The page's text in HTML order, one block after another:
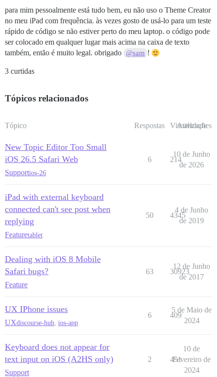
para mim pessoalmente está tudo bem, eu não uso o Theme Creator
no meu iPad com frequência. às vezes gosto de usá-lo para um teste
rápido de código se não estiver perto do meu laptop. o código pode
ser colocado em qualquer lugar mais acima na caixa de texto
também, então é muito legal. obrigado @sam !
3 curtidas
Tópicos relacionados
Tópico Respostas Visualizações
Atividade
New Topic Editor Too Small
iOS 26.5 Safari Web
Supportios-26
6 214
10 de Junho
de 2026
iPad with external keyboard
connected can't see post when
replying
Featuretablet
50 4345
4 de Junho
de 2019
Dealing with iOS 8 Mobile
Safari bugs?
Feature
63 30923
12 de Junho
de 2017
UX IPhone issues
UXdiscourse-hub ios-app
6 409
5 de Maio de
2024
Keyboard does not appear for
text input on iOS (A2HS only)
Support
2 451
10 de
Fevereiro de
2024